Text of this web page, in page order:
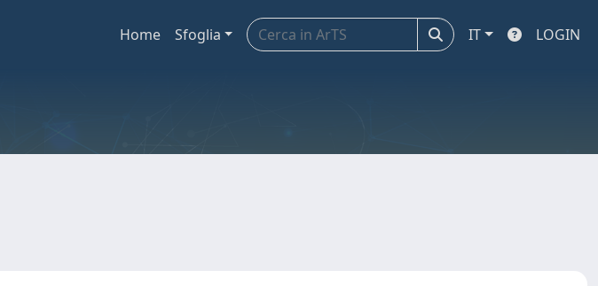
Home Sfoglia IT LOGIN